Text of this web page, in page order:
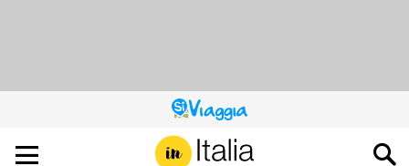
QUESTO
SITO
CONTRIBUISCE
ALL’AUDIENCE
DI